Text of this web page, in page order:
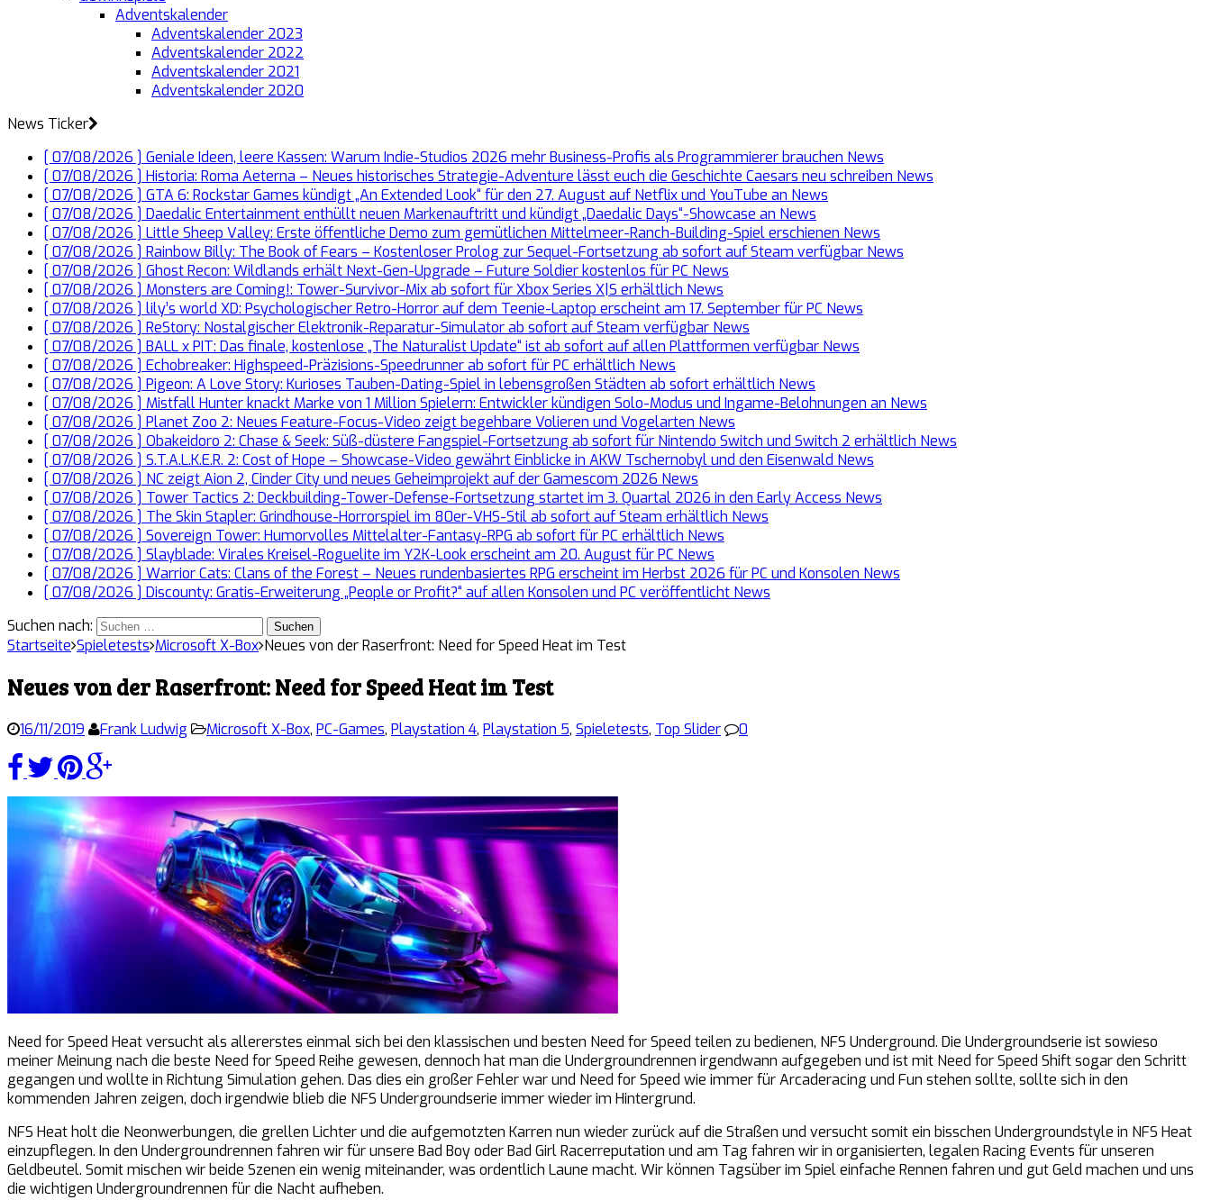
Adventskalender
Adventskalender 2023
Adventskalender 2022
Adventskalender 2021
Adventskalender 2020
News Ticker
[ 07/08/2026 ] Geniale Ideen, leere Kassen: Warum Indie-Studios 2026 mehr Business-Profis als Programmierer brauchen News
[ 07/08/2026 ] Historia: Roma Aeterna – Neues historisches Strategie-Adventure lässt euch die Geschichte Caesars neu schreiben News
[ 07/08/2026 ] GTA 6: Rockstar Games kündigt „An Extended Look“ für den 27. August auf Netflix und YouTube an News
[ 07/08/2026 ] Daedalic Entertainment enthüllt neuen Markenauftritt und kündigt „Daedalic Days“-Showcase an News
[ 07/08/2026 ] Little Sheep Valley: Erste öffentliche Demo zum gemütlichen Mittelmeer-Ranch-Building-Spiel erschienen News
[ 07/08/2026 ] Rainbow Billy: The Book of Fears – Kostenloser Prolog zur Sequel-Fortsetzung ab sofort auf Steam verfügbar News
[ 07/08/2026 ] Ghost Recon: Wildlands erhält Next-Gen-Upgrade – Future Soldier kostenlos für PC News
[ 07/08/2026 ] Monsters are Coming!: Tower-Survivor-Mix ab sofort für Xbox Series X|S erhältlich News
[ 07/08/2026 ] lily’s world XD: Psychologischer Retro-Horror auf dem Teenie-Laptop erscheint am 17. September für PC News
[ 07/08/2026 ] ReStory: Nostalgischer Elektronik-Reparatur-Simulator ab sofort auf Steam verfügbar News
[ 07/08/2026 ] BALL x PIT: Das finale, kostenlose „The Naturalist Update“ ist ab sofort auf allen Plattformen verfügbar News
[ 07/08/2026 ] Echobreaker: Highspeed-Präzisions-Speedrunner ab sofort für PC erhältlich News
[ 07/08/2026 ] Pigeon: A Love Story: Kurioses Tauben-Dating-Spiel in lebensgroßen Städten ab sofort erhältlich News
[ 07/08/2026 ] Mistfall Hunter knackt Marke von 1 Million Spielern: Entwickler kündigen Solo-Modus und Ingame-Belohnungen an News
[ 07/08/2026 ] Planet Zoo 2: Neues Feature-Focus-Video zeigt begehbare Volieren und Vogelarten News
[ 07/08/2026 ] Obakeidoro 2: Chase & Seek: Süß-düstere Fangspiel-Fortsetzung ab sofort für Nintendo Switch und Switch 2 erhältlich News
[ 07/08/2026 ] S.T.A.L.K.E.R. 2: Cost of Hope – Showcase-Video gewährt Einblicke in AKW Tschernobyl und den Eisenwald News
[ 07/08/2026 ] NC zeigt Aion 2, Cinder City und neues Geheimprojekt auf der Gamescom 2026 News
[ 07/08/2026 ] Tower Tactics 2: Deckbuilding-Tower-Defense-Fortsetzung startet im 3. Quartal 2026 in den Early Access News
[ 07/08/2026 ] The Skin Stapler: Grindhouse-Horrorspiel im 80er-VHS-Stil ab sofort auf Steam erhältlich News
[ 07/08/2026 ] Sovereign Tower: Humorvolles Mittelalter-Fantasy-RPG ab sofort für PC erhältlich News
[ 07/08/2026 ] Slayblade: Virales Kreisel-Roguelite im Y2K-Look erscheint am 20. August für PC News
[ 07/08/2026 ] Warrior Cats: Clans of the Forest – Neues rundenbasiertes RPG erscheint im Herbst 2026 für PC und Konsolen News
[ 07/08/2026 ] Discounty: Gratis-Erweiterung „People or Profit?“ auf allen Konsolen und PC veröffentlicht News
Suchen nach:
Startseite Spieletests Microsoft X-Box Neues von der Raserfront: Need for Speed Heat im Test
Neues von der Raserfront: Need for Speed Heat im Test
16/11/2019 Frank Ludwig Microsoft X-Box, PC-Games, Playstation 4, Playstation 5, Spieletests, Top Slider 0
Need for Speed Heat versucht als allererstes einmal sich bei den klassischen und besten Need for Speed teilen zu bedienen, NFS Underground. Die Undergroundserie ist sowieso
meiner Meinung nach die beste Need for Speed Reihe gewesen, dennoch hat man die Undergroundrennen irgendwann aufgegeben und ist mit Need for Speed Shift sogar den Schritt
gegangen und wollte in Richtung Simulation gehen. Das dies ein großer Fehler war und Need for Speed wie immer für Arcaderacing und Fun stehen sollte, sollte sich in den
kommenden Jahren zeigen, doch irgendwie blieb die NFS Undergroundserie immer wieder im Hintergrund.
NFS Heat holt die Neonwerbungen, die grellen Lichter und die aufgemotzten Karren nun wieder zurück auf die Straßen und versucht somit ein bisschen Undergroundstyle in NFS Heat
einzupflegen. In den Undergroundrennen fahren wir für unsere Bad Boy oder Bad Girl Racerreputation und am Tag fahren wir in organisierten, legalen Racing Events für unseren
Geldbeutel. Somit mischen wir beide Szenen ein wenig miteinander, was ordentlich Laune macht. Wir können Tagsüber im Spiel einfache Rennen fahren und gut Geld machen und uns
die wichtigen Undergroundrennen für die Nacht aufheben.